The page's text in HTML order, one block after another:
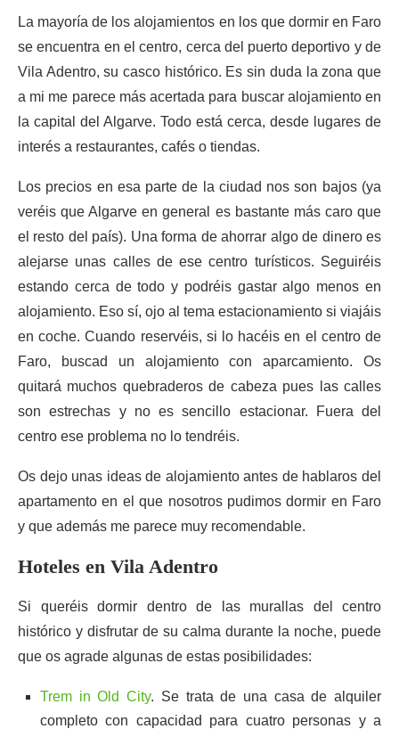
La mayoría de los alojamientos en los que dormir en Faro
se encuentra en el centro, cerca del puerto deportivo y de
Vila Adentro, su casco histórico. Es sin duda la zona que
a mi me parece más acertada para buscar alojamiento en
la capital del Algarve. Todo está cerca, desde lugares de
interés a restaurantes, cafés o tiendas.
Los precios en esa parte de la ciudad nos son bajos (ya
veréis que Algarve en general es bastante más caro que
el resto del país). Una forma de ahorrar algo de dinero es
alejarse unas calles de ese centro turísticos. Seguiréis
estando cerca de todo y podréis gastar algo menos en
alojamiento. Eso sí, ojo al tema estacionamiento si viajáis
en coche. Cuando reservéis, si lo hacéis en el centro de
Faro, buscad un alojamiento con aparcamiento. Os
quitará muchos quebraderos de cabeza pues las calles
son estrechas y no es sencillo estacionar. Fuera del
centro ese problema no lo tendréis.
Os dejo unas ideas de alojamiento antes de hablaros del
apartamento en el que nosotros pudimos dormir en Faro
y que además me parece muy recomendable.
Hoteles en Vila Adentro
Si queréis dormir dentro de las murallas del centro
histórico y disfrutar de su calma durante la noche, puede
que os agrade algunas de estas posibilidades:
Trem in Old City. Se trata de una casa de alquiler
completo con capacidad para cuatro personas y a